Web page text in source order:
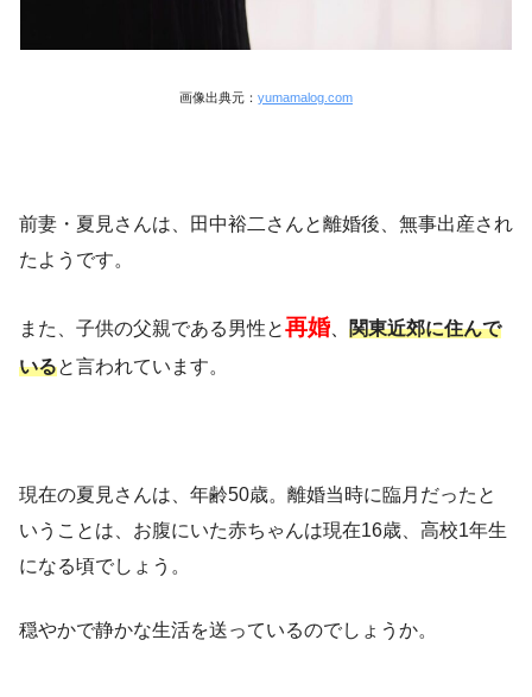
画像出典元： yumamalog.com
前妻・夏見さんは、田中裕二さんと離婚後、無事出産され
たようです。
また、子供の父親である男性と再婚、 関東近郊に住んで
いると言われています。
現在の夏見さんは、年齢50歳。離婚当時に臨月だったと
いうことは、お腹にいた赤ちゃんは現在16歳、高校1年生
になる頃でしょう。
穏やかで静かな生活を送っているのでしょうか。